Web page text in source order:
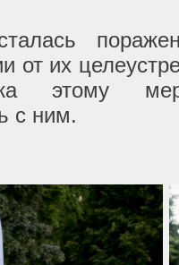
от их
этому
с ним.